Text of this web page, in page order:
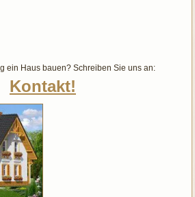
ein Haus bauen? Schreiben Sie uns an:
Kontakt!